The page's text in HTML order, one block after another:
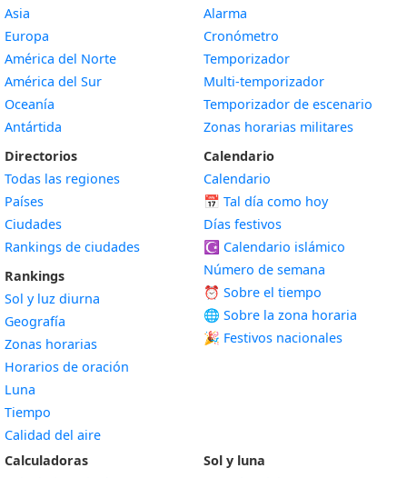
Asia
Europa
América del Norte
América del Sur
Oceanía
Antártida
Directorios
Todas las regiones
Países
Ciudades
Rankings de ciudades
Rankings
Sol y luz diurna
Geografía
Zonas horarias
Horarios de oración
Luna
Tiempo
Calidad del aire
Alarma
Cronómetro
Temporizador
Multi-temporizador
Temporizador de escenario
Zonas horarias militares
Calendario
Calendario
📅 Tal día como hoy
Días festivos
☪️ Calendario islámico
Número de semana
⏰ Sobre el tiempo
🌐 Sobre la zona horaria
🎉 Festivos nacionales
Calculadoras
Sol y luna